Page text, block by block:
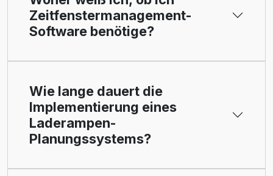
Zeitfenstermanagement-
Software benötige?
Wie lange dauert die
Implementierung eines
Laderampen-
Planungssystems?